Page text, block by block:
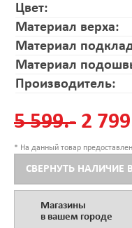
Цвет:
Материал верха:
Материал
Материал
Производитель:
5 599.- 2
* На данный товар
СВЕРНУТЬ
Магазины
в вашем городе